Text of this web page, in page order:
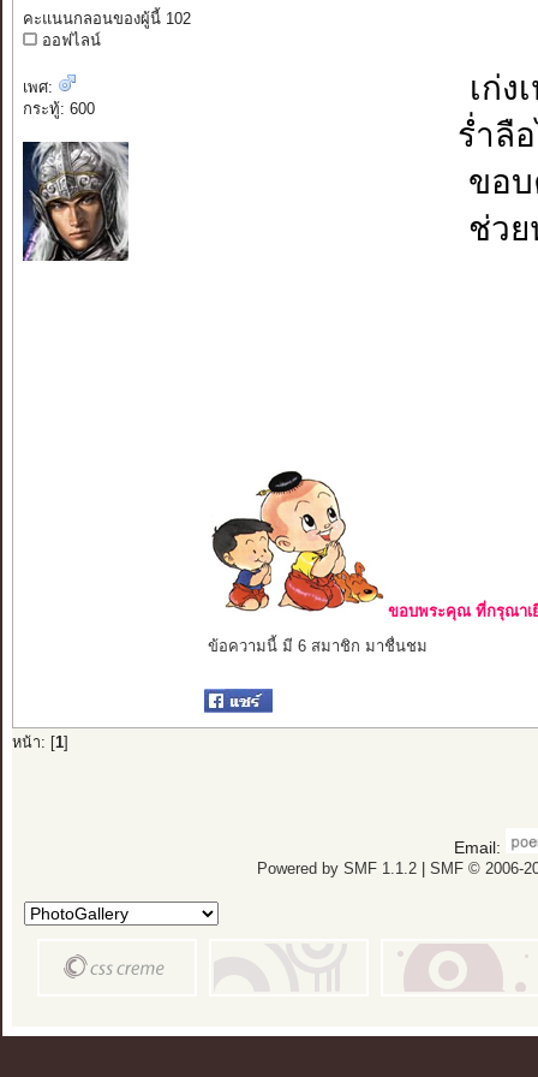
คะแนนกลอนของผู้นี้ 102
ออฟไลน์
เพศ:
กระทู้: 600
เก่ง
ร่ำลื
ขอ
ช่ว
ขอบพระคุณ ที่กรุณาเ
ข้อความนี้ มี 6 สมาชิก มาชื่นชม
หน้า: [ 1]
Email:
Powered by SMF 1.1.2| SMF © 2006-